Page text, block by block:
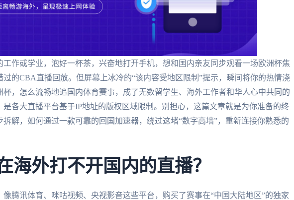
工作或学业，泡好一杯茶，兴奋地打开手机，想和国内亲友同步观看一场欧洲杯焦
过的CBA直播回放。但屏幕上冰冷的“该内容受地区限制”提示，瞬间将你的热情浇
杯，怎么流畅地追国内体育赛事，成了无数留学生、海外工作者和华人心中共同的
是各大直播平台基于IP地址的版权区域限制。别担心，这篇文章就是为你准备的终
解，如何通过一款可靠的回国加速器，绕过这堵“数字高墙”，重新连接你熟悉的
海外打不开国内的直播？
腾讯体育、咪咕视频、央视影音这些平台，购买了赛事在“中国大陆地区”的独家